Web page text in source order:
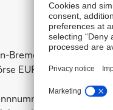
Düsseldorf,
EUREX; NYSE
(ISIN)